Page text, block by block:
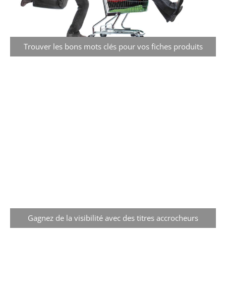
Trouver les bons mots clés pour vos fiches produits
Gagnez de la visibilité avec des titres accrocheurs